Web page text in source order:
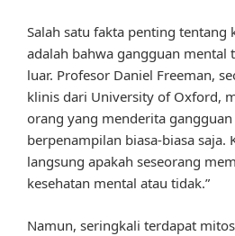
Salah satu fakta penting tentang
adalah bahwa gangguan mental
luar. Profesor Daniel Freeman,
klinis dari University of Oxford,
orang yang menderita
berpenampilan biasa-biasa saja.
langsung apakah seseorang
kesehatan mental atau tidak.”
Namun, seringkali terdapat